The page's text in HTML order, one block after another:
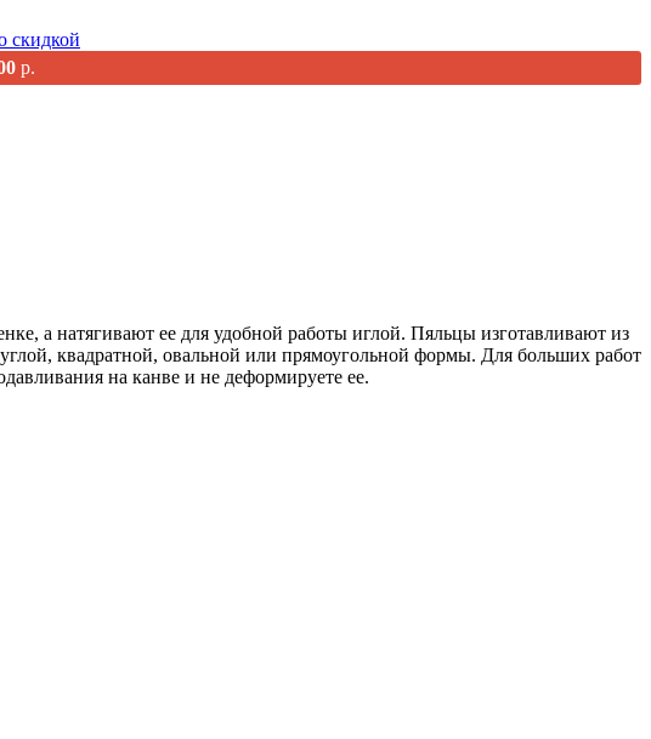
скидкой
р.
а натягивают ее для удобной работы иглой. Пяльцы изготавливают из
квадратной, овальной или прямоугольной формы. Для больших работ
на канве и не деформируете ее.